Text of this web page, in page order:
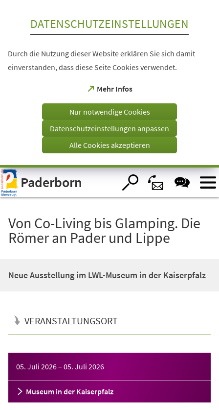
Visuelle
Assistenzsoftware
öffnen.
DATENSCHUTZEINSTELLUNGEN
Durch die Nutzung dieser Website erklären Sie sich damit
einverstanden, dass diese Seite Cookies verwendet.
Mehr Infos
(Öffnet
einem
Tab)
Nur notwendige Cookies
Datenschutzeinstellungen anpassen
Alle Cookies akzeptieren
Paderborn
Von Co-Living bis Glamping. Die
Römer an Pader und Lippe
Neue Ausstellung im LWL-Museum in der Kaiserpfalz
VERANSTALTUNGSORT
05. Juli 2026– 05. Juli 2026
Museum in der Kaiserpfalz